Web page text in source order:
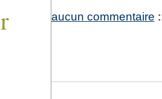
aucun commentaire